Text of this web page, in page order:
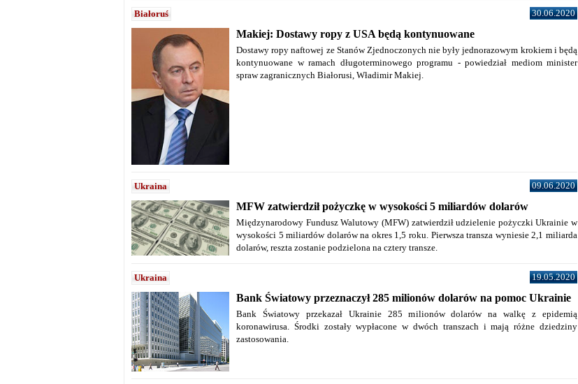
Białoruś 30.06.2020
Makiej: Dostawy ropy z USA będą kontynuowane
Dostawy ropy naftowej ze Stanów Zjednoczonych nie były jednorazowym krokiem i będą
kontynuowane w ramach długoterminowego programu - powiedział mediom minister
spraw zagranicznych Białorusi, Władimir Makiej.
Ukraina 09.06.2020
MFW zatwierdził pożyczkę w wysokości 5 miliardów dolarów
Międzynarodowy Fundusz Walutowy (MFW) zatwierdził udzielenie pożyczki Ukrainie w
wysokości 5 miliardów dolarów na okres 1,5 roku. Pierwsza transza wyniesie 2,1 miliarda
dolarów, reszta zostanie podzielona na cztery transze.
Ukraina 19.05.2020
Bank Światowy przeznaczył 285 milionów dolarów na pomoc Ukrainie
Bank Światowy przekazał Ukrainie 285 milionów dolarów na walkę z epidemią
koronawirusa. Środki zostały wypłacone w dwóch transzach i mają różne dziedziny
zastosowania.